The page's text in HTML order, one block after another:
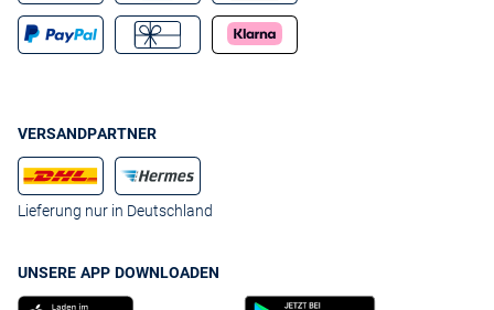
VERSANDPARTNER
Lieferung nur in Deutschland
UNSERE APP DOWNLOADEN